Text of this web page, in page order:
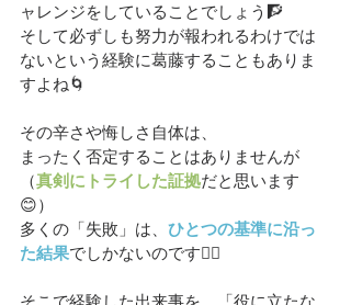
ャレンジをしていることでしょう🧗
そして必ずしも努力が報われるわけでは
ないという経験に葛藤することもありま
すよね🌀
その辛さや悔しさ自体は、
まったく否定することはありませんが
（真剣にトライした証拠だと思います
😊）
多くの「失敗」は、 ひとつの基準に沿っ
た結果でしかないのです😶‍🌫️
そこで経験した出来事を、「役に立たな